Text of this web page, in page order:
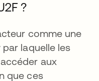
?
comme une
laquelle les
aux
que ces